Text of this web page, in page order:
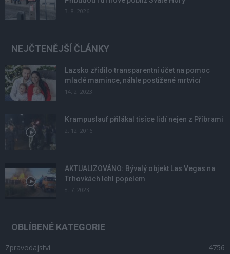
3. 8. 2026
NEJČTENĚJŠÍ ČLÁNKY
Lazsko zřídilo transparentní účet na pomoc
mladé mamince, náhle postižené mrtvicí
14. 2. 2023
Krampuslauf přilákal tisíce lidí nejen z Příbrami
2. 12. 2016
AKTUALIZOVÁNO: Bývalý objekt Las Vegas na
Trhovkách lehl popelem
8. 7. 2023
OBLÍBENÉ KATEGORIE
Zpravodajství
4756